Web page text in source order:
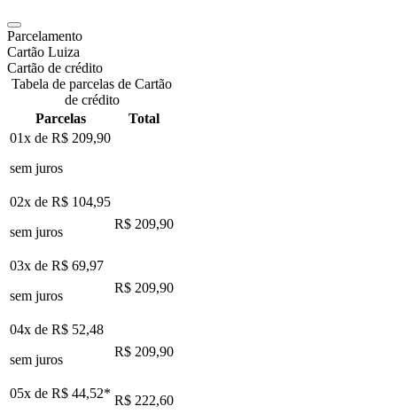
Parcelamento
Cartão Luiza
Cartão de crédito
Tabela de parcelas de Cartão
de crédito
Parcelas
Total
01x de R$ 209,90
sem juros
02x de R$ 104,95
sem juros
R$ 209,90
03x de R$ 69,97
sem juros
R$ 209,90
04x de R$ 52,48
sem juros
R$ 209,90
05x de R$ 44,52* R$ 222,60